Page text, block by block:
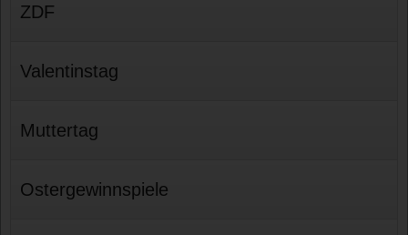
ZDF
Valentinstag
Muttertag
Ostergewinnspiele